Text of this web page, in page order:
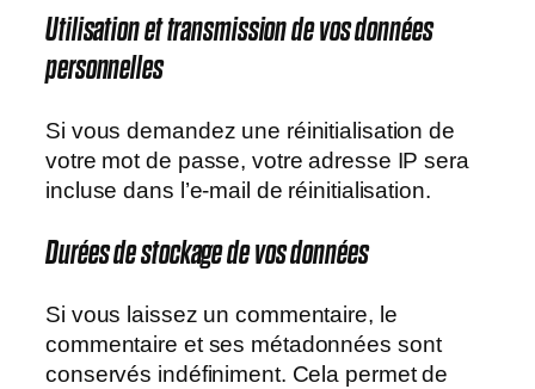
Utilisation et transmission de vos données
personnelles
Si vous demandez une réinitialisation de
votre mot de passe, votre adresse IP sera
incluse dans l’e-mail de réinitialisation.
Durées de stockage de vos données
Si vous laissez un commentaire, le
commentaire et ses métadonnées sont
conservés indéfiniment. Cela permet de